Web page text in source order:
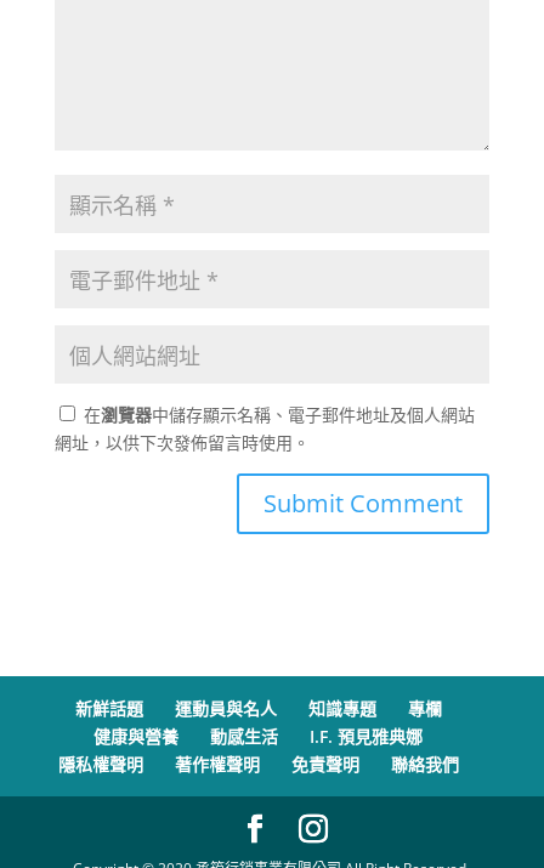
在瀏覽器中儲存顯示名稱、電子郵件地址及個人網站
網址，以供下次發佈留言時使用。
新鮮話題 運動員與名人 知識專題
專欄
健康與營養
動感生活
I.F. 預見雅典娜
隱私權聲明
著作權聲明 免責聲明 聯絡我們